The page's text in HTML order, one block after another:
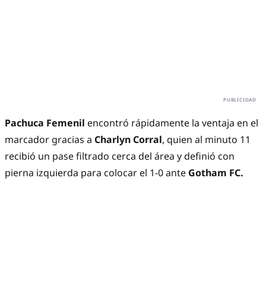
Pachuca Femenil encontró rápidamente la ventaja en el
marcador gracias a Charlyn Corral, quien al minuto 11
recibió un pase filtrado cerca del área y definió con
pierna izquierda para colocar el 1-0 ante Gotham FC.